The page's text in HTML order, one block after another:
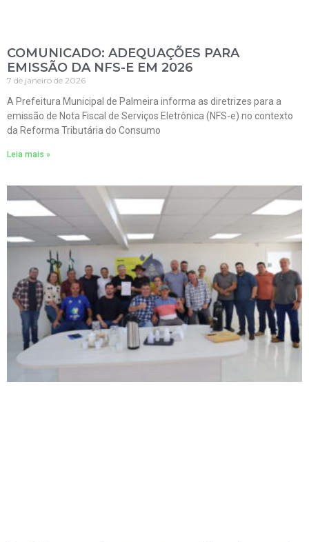
COMUNICADO: ADEQUAÇÕES PARA
EMISSÃO DA NFS-E EM 2026
7 de janeiro de 2026
A Prefeitura Municipal de Palmeira informa as diretrizes para a
emissão de Nota Fiscal de Serviços Eletrônica (NFS-e) no contexto
da Reforma Tributária do Consumo
Leia mais »